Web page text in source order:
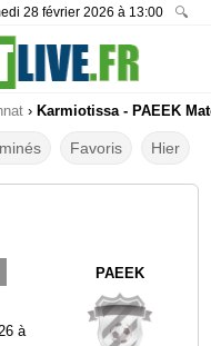
28 février 2026 à 13:00 🔍
› Karmiotissa - PAEEK
Favoris Hier
à
PAEEK